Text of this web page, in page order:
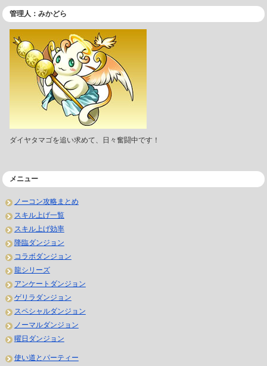
管理人：みかどら
ダイヤタマゴを追い求めて、日々奮闘中です！
メニュー
ノーコン攻略まとめ
スキル上げ一覧
スキル上げ効率
降臨ダンジョン
コラボダンジョン
龍シリーズ
アンケートダンジョン
ゲリラダンジョン
スペシャルダンジョン
ノーマルダンジョン
曜日ダンジョン
使い道とパーティー